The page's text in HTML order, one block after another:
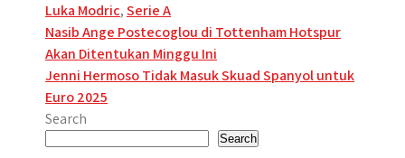
Luka Modric,Serie A
Post
navigation
Nasib Ange Postecoglou di Tottenham Hotspur
Akan Ditentukan Minggu Ini
Jenni Hermoso Tidak Masuk Skuad Spanyol untuk
Euro 2025
Search
Search